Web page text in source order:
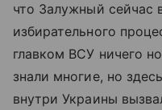
что Залужный сейчас
избирательного
главком ВСУ ничего
знали многие, но
внутри Украины